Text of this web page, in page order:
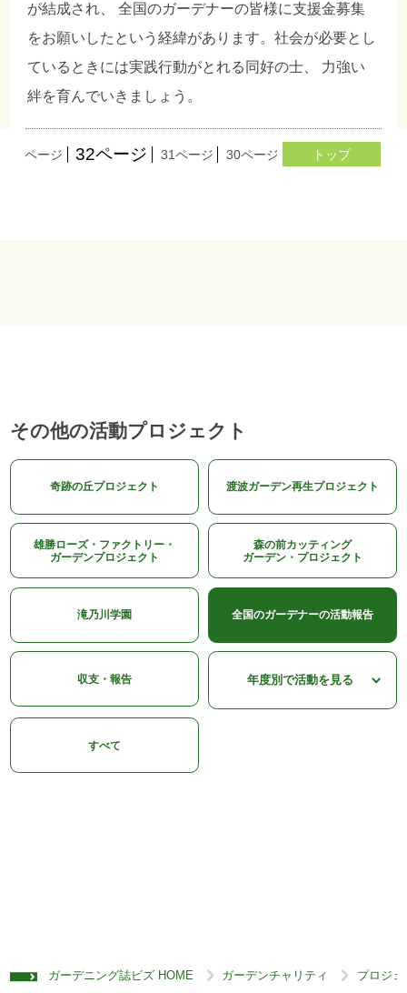
が結成され、 全国のガーデナーの皆様に支援金募集
をお願いしたという経緯があります。社会が必要とし
ているときには実践行動がとれる同好の士、 力強い
絆を育んでいきましょう。
33ページ 32ページ 31ページ 30ページ 29ページ
トップ
その他の活動プロジェクト
奇跡の丘プロジェクト 渡波ガーデン再生プロジェクト
雄勝ローズ・ファクトリー・
ガーデンプロジェクト
森の前カッティング
ガーデン・プロジェクト
滝乃川学園 全国のガーデナーの活動報告
収支・報告
すべて
ガーデニング誌ビズ HOME > ガーデンチャリティ > プロジ